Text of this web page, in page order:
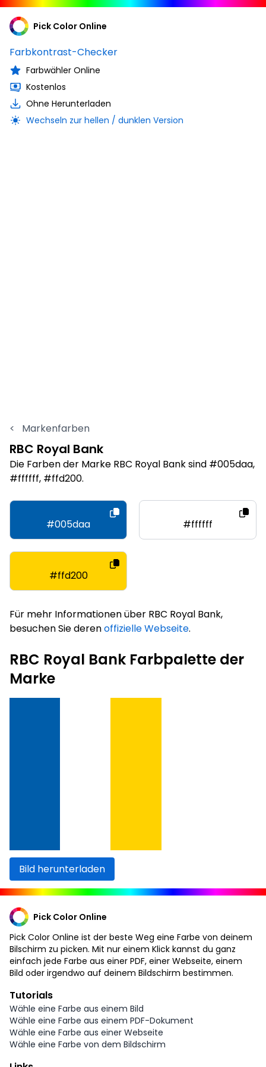
Pick Color Online
Farbkontrast-Checker
Farbwähler Online
Kostenlos
Ohne Herunterladen
Wechseln zur hellen / dunklen Version
< Markenfarben
RBC Royal Bank
Die Farben der Marke RBC Royal Bank sind #005daa,
#ffffff, #ffd200.
#005daa #ffffff
#ffd200
Für mehr Informationen über RBC Royal Bank,
besuchen Sie derenoffizielle Webseite.
RBC Royal Bank Farbpalette der
Marke
Bild herunterladen
Pick Color Online
Pick Color Online ist der beste Weg eine Farbe von deinem
Bilschirm zu picken. Mit nur einem Klick kannst du ganz
einfach jede Farbe aus einer PDF, einer Webseite, einem
Bild oder irgendwo auf deinem Bildschirm bestimmen.
Tutorials
Wähle eine Farbe aus einem Bild
Wähle eine Farbe aus einem PDF-Dokument
Wähle eine Farbe aus einer Webseite
Wähle eine Farbe von dem Bildschirm